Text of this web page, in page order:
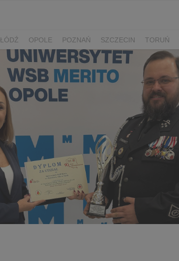
ŁÓDŹ OPOLE POZNAŃ SZCZECIN TORUŃ